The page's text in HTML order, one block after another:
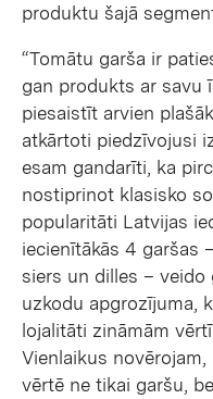
produktu šajā
“Tomātu garša ir
gan produkts ar savu
piesaistīt arvien
atkārtoti piedzīvojusi
esam gandarīti, ka
nostiprinot klasisko
popularitāti Latvijas
iecienītākās 4 garšas
siers un dilles – veido
uzkodu apgrozījuma,
lojalitāti zināmām
Vienlaikus
vērtē ne tikai garšu,